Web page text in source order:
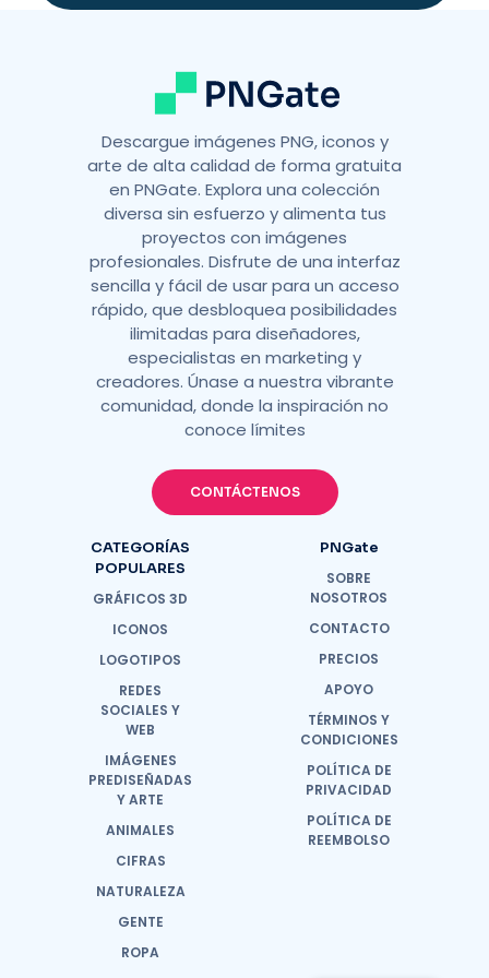
Descargue imágenes PNG, iconos y
arte de alta calidad de forma gratuita
en PNGate. Explora una colección
diversa sin esfuerzo y alimenta tus
proyectos con imágenes
profesionales. Disfrute de una interfaz
sencilla y fácil de usar para un acceso
rápido, que desbloquea posibilidades
ilimitadas para diseñadores,
especialistas en marketing y
creadores. Únase a nuestra vibrante
comunidad, donde la inspiración no
conoce límites
CONTÁCTENOS
CATEGORÍAS
POPULARES
GRÁFICOS 3D
ICONOS
LOGOTIPOS
REDES
SOCIALES Y
WEB
IMÁGENES
PREDISEÑADAS
Y ARTE
ANIMALES
CIFRAS
NATURALEZA
GENTE
ROPA
PNGate
SOBRE
NOSOTROS
CONTACTO
PRECIOS
APOYO
TÉRMINOS Y
CONDICIONES
POLÍTICA DE
PRIVACIDAD
POLÍTICA DE
REEMBOLSO